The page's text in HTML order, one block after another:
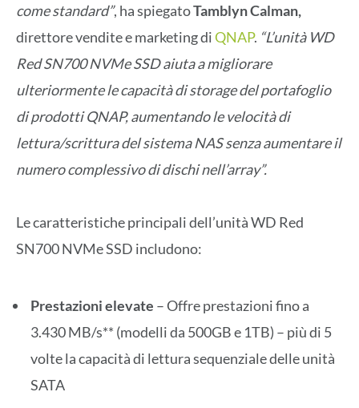
come standard”, ha spiegatoTamblyn Calman,
direttore vendite e marketing diQNAP. “L’unità WD
Red SN700 NVMe SSD aiuta a migliorare
ulteriormente le capacità di storage del portafoglio
di prodotti QNAP, aumentando le velocità di
lettura/scrittura del sistema NAS senza aumentare il
numero complessivo di dischi nell’array”.
Le caratteristiche principali dell’unità WD Red
SN700 NVMe SSD includono:
Prestazioni elevate – Offre prestazioni fino a
3.430 MB/s** (modelli da 500GB e 1TB) – più di 5
volte la capacità di lettura sequenziale delle unità
SATA